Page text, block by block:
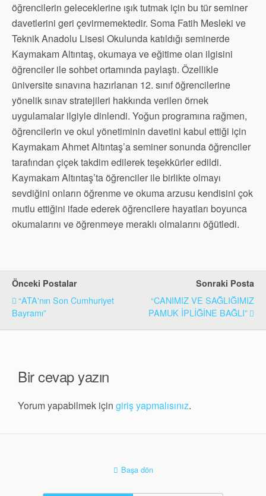
öğrencilerin geleceklerine ışık tutmak için bu tür seminer
davetlerini geri çevirmemektedir. Soma Fatih Mesleki ve
Teknik Anadolu Lisesi Okulunda katıldığı seminerde
Kaymakam Altıntaş, okumaya ve eğitime olan ilgisini
öğrenciler ile sohbet ortamında paylaştı. Özellikle
üniversite sınavına hazırlanan 12. sınıf öğrencilerine
yönelik sınav stratejileri hakkında verilen örnek
uygulamalar ilgiyle dinlendi. Yoğun programına rağmen,
öğrencilerin ve okul yönetiminin davetini kabul ettiği için
Kaymakam Ahmet Altıntaş’a seminer sonunda öğrenciler
tarafından çiçek takdim edilerek teşekkürler edildi.
Kaymakam Altıntaş’ta öğrenciler ile birlikte olmayı
sevdiğini onların öğrenme ve okuma arzusu kendisini çok
mutlu ettiğini ifade ederek öğrencilere hayatları boyunca
okumalarını ve öğrenmeye meraklı olmalarını öğütledi.
Önceki Postalar
“ATA'nın Son Cumhuriyet
Bayramı”
Sonraki Posta
“CANIMIZ VE SAĞLIĞIMIZ
PAMUK İPLİĞİNE BAĞLI”
Bir cevap yazın
Yorum yapabilmek için giriş yapmalısınız.
Başa dön